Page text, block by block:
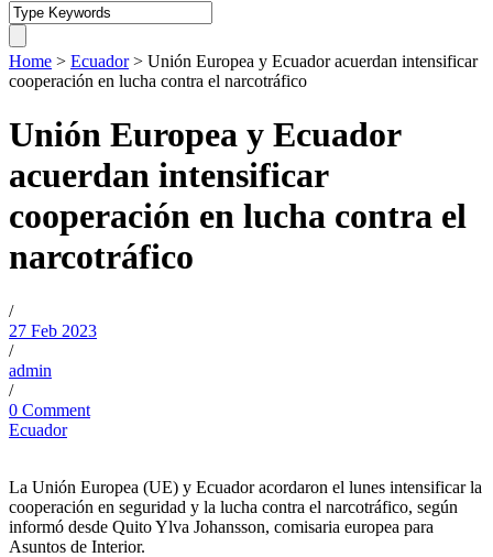
Home > Ecuador > Unión Europea y Ecuador acuerdan intensificar
cooperación en lucha contra el narcotráfico
Unión Europea y Ecuador
acuerdan intensificar
cooperación en lucha contra el
narcotráfico
/
27 Feb 2023
/
admin
/
0 Comment
Ecuador
La Unión Europea (UE) y Ecuador acordaron el lunes intensificar la
cooperación en seguridad y la lucha contra el narcotráfico, según
informó desde Quito Ylva Johansson, comisaria europea para
Asuntos de Interior.